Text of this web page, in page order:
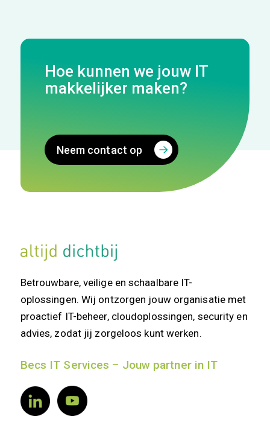
Hoe kunnen we jouw IT
makkelijker maken?
Neem contact op
Betrouwbare, veilige en schaalbare IT-
oplossingen. Wij ontzorgen jouw organisatie met
proactief IT-beheer, cloudoplossingen, security en
advies, zodat jij zorgeloos kunt werken.
Becs IT Services – Jouw partner in IT